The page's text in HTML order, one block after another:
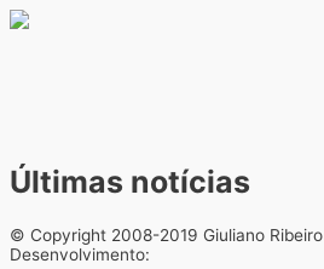
Últimas notícias
© Copyright 2008-2019 Giuliano Ribeiro
Desenvolvimento: